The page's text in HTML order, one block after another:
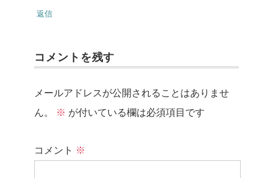
返信
コメントを残す
メールアドレスが公開されることはありませ
ん。
※ が付いている欄は必須項目です
コメント ※